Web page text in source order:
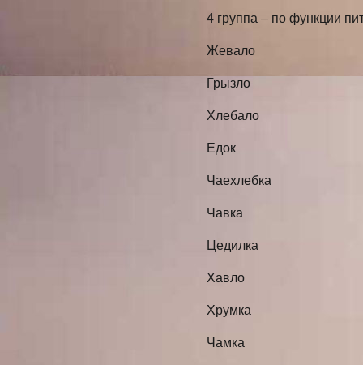
4 группа – по функции
Жевало
Грызло
Хлебало
Едок
Чаехлебка
Чавка
Цедилка
Хавло
Хрумка
Чамка